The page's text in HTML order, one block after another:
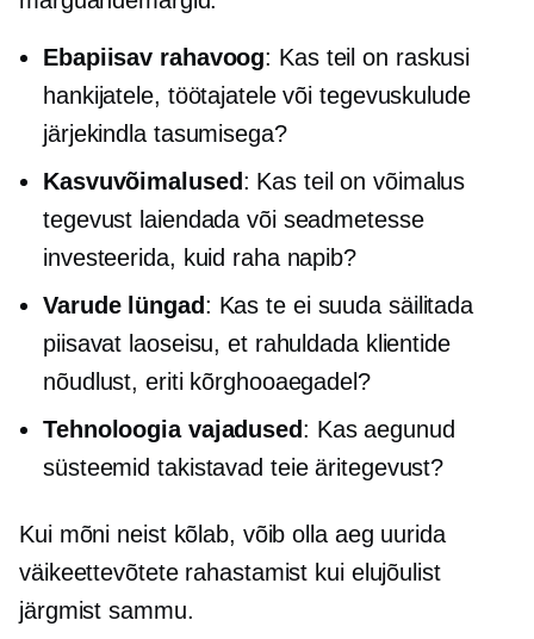
Ebapiisav rahavoog: Kas teil on raskusi
hankijatele, töötajatele või tegevuskulude
järjekindla tasumisega?
Kasvuvõimalused: Kas teil on võimalus
tegevust laiendada või seadmetesse
investeerida, kuid raha napib?
Varude lüngad: Kas te ei suuda säilitada
piisavat laoseisu, et rahuldada klientide
nõudlust, eriti kõrghooaegadel?
Tehnoloogia vajadused: Kas aegunud
süsteemid takistavad teie äritegevust?
Kui mõni neist kõlab, võib olla aeg uurida
väikeettevõtete rahastamist kui elujõulist
järgmist sammu.